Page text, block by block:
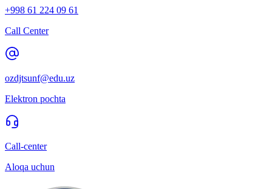
+998 61 224 09 61
Call Center
ozdjtsunf@edu.uz
Elektron pochta
Call-center
Aloqa uchun